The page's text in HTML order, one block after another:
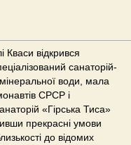
Кваси відкрився
санаторій-
води, мала
СРСР і
«Гірська Тиса»
прекрасні умови
до відомих